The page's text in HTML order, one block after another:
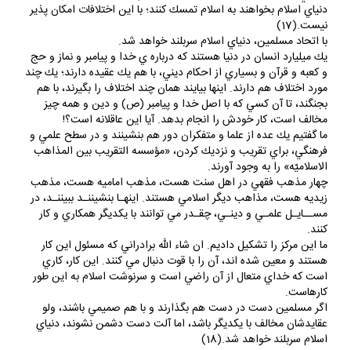
دنياي اسلام بخواهند به اسلام تمسك كنند؛ با اين اختلافات امكان پذير
نيست.(17)
با اتحاد مسلمين، دنياي اسلام سربلند خواهد شد.
يك ميليارد انسان در دنيا هستند كه درباره ي خدا و پيامبر و نماز و حج
و كعبه و قرآن و بسياري از احكام ديني، با هم يك عقيده دارند؛ يك چند
مورد اختلاف هم دارند. اينها بيايند همان چند اختلاف را بگيرند، با هم
بجنگند، تا آن كسي كه با اصل خدا و پيامبر (ص) و دين و همه چيز
مخالف است، كار خودش را انجام بدهد. آيا اين عاقلانه است؟!
ما گفتيم يك عده از علما و متفكران دور هم بنشينند و در سطح علمي و
فرهنگي، براي تقريب و نزديك كردن، «مؤسسه التقريب بين المذاهب
الاسلاميّه» را به وجود آورند.
چهار مذهب فقهي در اهل سنت هست، مذهب اماميه هست، مذهب
زيديه هست، مذاهب ديگر اسلامي هستند. اينهـا بنشيننـد ببيننـد، در
مســايـل علمـي و دينـي، چقـدر مي توانند با يكديگر همكاري و كار
كنند.
ما اين مركز را تشكيل داديم. ان شاء الله برادراني كه مسئول اين كار
هستند و معين شده اند، آن را با قوت دنبال مي كنند. اين كار، كاري
است كه خداي متعال از آن راضي است و سرنوشت اسلام به اين طور
كارهاست.
اگر مسلمين دست در دست هم بگذارند و با هم صميمي باشند، ولو
عقايدشان مخالف با يكديگر باشد، اما آلت دست دشمن نشوند، دنياي
اسلام سربلند خواهد شد.(18)